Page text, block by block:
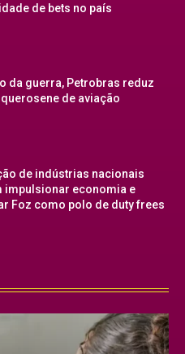
de bets no país
da guerra, Petrobras reduz
de aviação
de indústrias nacionais
impulsionar economia e
Foz como polo de duty frees